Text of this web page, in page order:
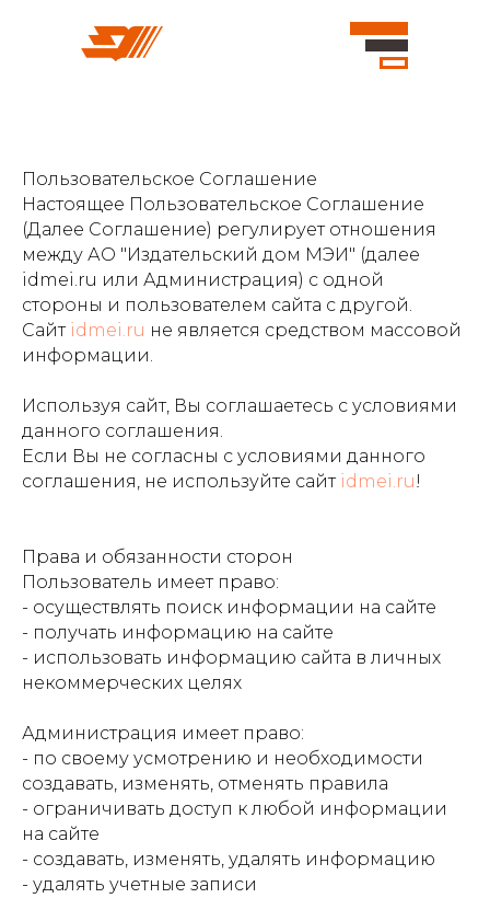
О нас Магазин
Магазин
Пользовательское Соглашение
Настоящее Пользовательское Соглашение
(Далее Соглашение) регулирует отношения
между АО "Издательский дом МЭИ" (далее
idmei.ru или Администрация) с одной
стороны и пользователем сайта с другой.
Сайт idmei.ru не является средством массовой
информации.
Используя сайт, Вы соглашаетесь с условиями
данного соглашения.
Если Вы не согласны с условиями данного
соглашения, не используйте сайт idmei.ru!
Права и обязанности сторон
Пользователь имеет право:
- осуществлять поиск информации на сайте
- получать информацию на сайте
- использовать информацию сайта в личных
некоммерческих целях
Администрация имеет право:
- по своему усмотрению и необходимости
создавать, изменять, отменять правила
- ограничивать доступ к любой информации
на сайте
- создавать, изменять, удалять информацию
- удалять учетные записи